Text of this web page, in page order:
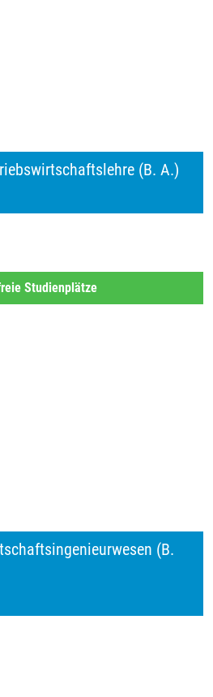
(B. A.)
Studienplätze
(B.